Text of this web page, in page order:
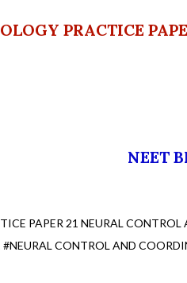
PRACTICE
NEET
PAPER 21 NEURAL
#NEURAL CONTROL AND